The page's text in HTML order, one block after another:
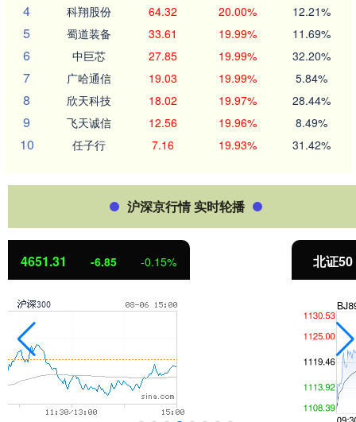
4 科翔股份 64.32 20.00% 12.21%
5 蜀道装备 33.61 19.99% 11.69%
6 中巨芯 27.85 19.99% 32.20%
7 广哈通信 19.03 19.99% 5.84%
8 欣天科技 18.02 19.97% 28.44%
9 飞天诚信 12.56 19.96% 8.49%
10 任子行 7.16 19.93% 31.42%
沪深京行情 实时轮播
北证50 1122.88